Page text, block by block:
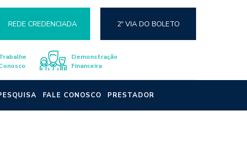
REDE CREDENCIADA 2º VIA DO BOLETO
Demonstração
Financeira
FALE CONOSCO PRESTADOR